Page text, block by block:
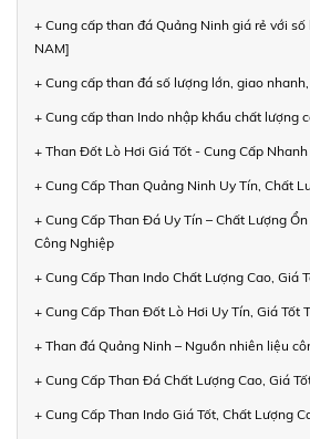
+ Cung cấp than đá Quảng Ninh giá rẻ với
NAM]
+ Cung cấp than đá số lượng lớn, giao
+ Cung cấp than Indo nhập khẩu chất lượng
+ Than Đốt Lò Hơi Giá Tốt - Cung Cấp
+ Cung Cấp Than Quảng Ninh Uy Tín, Chất
+ Cung Cấp Than Đá Uy Tín – Chất Lượng
Công Nghiệp
+ Cung Cấp Than Indo Chất Lượng Cao, Giá
+ Cung Cấp Than Đốt Lò Hơi Uy Tín, Giá Tốt
+ Than đá Quảng Ninh – Nguồn nhiên liệu
+ Cung Cấp Than Đá Chất Lượng Cao, Giá
+ Cung Cấp Than Indo Giá Tốt, Chất Lượng